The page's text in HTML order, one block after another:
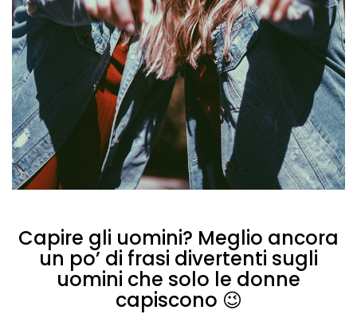
Capire gli uomini? Meglio ancora
un po’ di frasi divertenti sugli
uomini che solo le donne
capiscono 😉